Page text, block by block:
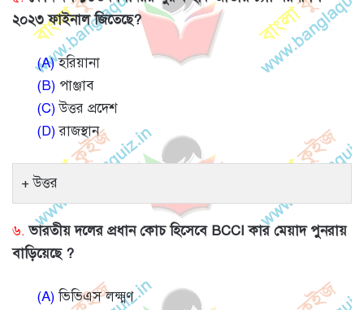
২০২৩ ফাইনাল জিতেছে?
(A)হরিয়ানা
(B) পাঞ্জাব
(C)উত্তর প্রদেশ
(D)রাজস্থান
উত্তর
৬. ভারতীয় দলের প্রধান কোচ হিসেবে BCCI কার মেয়াদ পুনরায়
বাড়িয়েছে ?
(A)ভিভিএস লক্ষ্মণ